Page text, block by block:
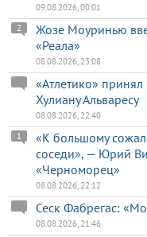
09.08.2026, 00:01
Жозе Моуринью
«Реала»
2
08.08.2026, 23:08
«Атлетико»
Хулиану Альваресу
08.08.2026, 22:40
«К большому
соседи», — Юрий
«Черноморец»
1
08.08.2026, 22:12
Сеск Фабрегас:
08.08.2026, 21:46